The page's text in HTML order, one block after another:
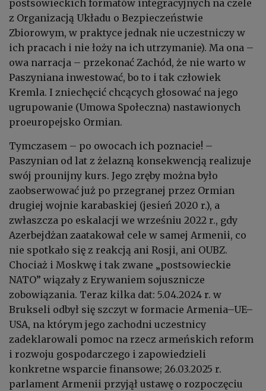
postsowieckich formatów integracyjnych na czele
z Organizacją Układu o Bezpieczeństwie
Zbiorowym, w praktyce jednak nie uczestniczy w
ich pracach i nie łoży na ich utrzymanie). Ma ona –
owa narracja – przekonać Zachód, że nie warto w
Paszyniana inwestować, bo to i tak człowiek
Kremla. I zniechęcić chcących głosować na jego
ugrupowanie (Umowa Społeczna) nastawionych
proeuropejsko Ormian.
Tymczasem – po owocach ich poznacie! –
Paszynian od lat z żelazną konsekwencją realizuje
swój prounijny kurs. Jego zręby można było
zaobserwować już po przegranej przez Ormian
drugiej wojnie karabaskiej (jesień 2020 r.), a
zwłaszcza po eskalacji we wrześniu 2022 r., gdy
Azerbejdżan zaatakował cele w samej Armenii, co
nie spotkało się z reakcją ani Rosji, ani OUBZ.
Chociaż i Moskwę i tak zwane „postsowieckie
NATO” wiązały z Erywaniem sojusznicze
zobowiązania. Teraz kilka dat: 5.04.2024 r. w
Brukseli odbył się szczyt w formacie Armenia–UE–
USA, na którym jego zachodni uczestnicy
zadeklarowali pomoc na rzecz armeńskich reform
i rozwoju gospodarczego i zapowiedzieli
konkretne wsparcie finansowe; 26.03.2025 r.
parlament Armenii przyjął ustawę o rozpoczęciu